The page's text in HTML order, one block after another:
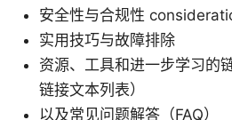
安全性与合规性
实用技巧与故障排除
资源、工具和进一步学习的
链接文本列表）
以及常见问题解答（FAQ）